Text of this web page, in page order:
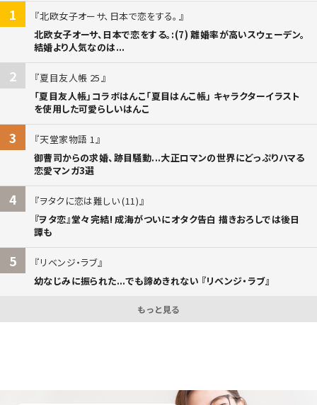
1
北欧女子オーサ、日本で恋をする。
北欧女子オーサ、日本で恋をする。:(7) 離婚率が高いスウェーデン。
結婚より人気なのは...
2
夏目友人帳 25
「夏目友人帳」コラボはんこ「夏目はんこ帳」 キャラクターイラスト
を使用した可愛らしいはんこ
3
天堂家物語 1
御曹司からの求婚、跡目騒動...大正ロマンの世界にどっぷりハマる
恋愛マンガ3選
4
ヲタクに恋は難しい (11)
『ヲタ恋』堂々完結! 成海がついにオタク告白 描きおろしでは後日
譚も
5
リベンジ・ラブ
幼なじみに振られた...でも諦めきれない 『リベンジ・ラブ』
もっと見る